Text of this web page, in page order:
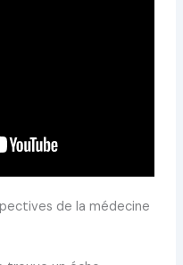
de la médecine